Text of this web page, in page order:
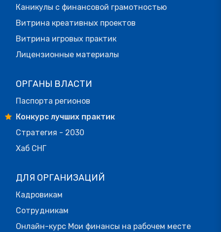
Каникулы с финансовой грамотностью
Витрина креативных проектов
Витрина игровых практик
Лицензионные материалы
ОРГАНЫ ВЛАСТИ
Паспорта регионов
Конкурс лучших практик
Стратегия - 2030
Хаб СНГ
ДЛЯ ОРГАНИЗАЦИЙ
Кадровикам
Сотрудникам
Онлайн-курс Мои финансы на рабочем месте